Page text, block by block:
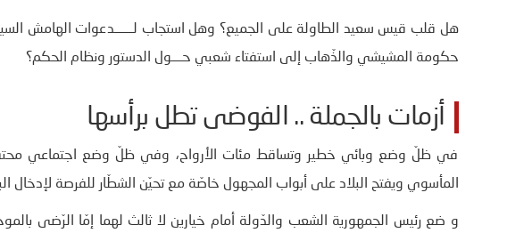
هل قلب قيس سعيد الطاولة على الجميع؟ وهل استجاب لـــــــدعوات الهامش
حكومة المشيشي والذّهاب إلى استفتاء شعبي حــــول الدستور ونظام الحكم؟
أزمات بالجملة .. الفوضى تطل برأسها
في ظلّ وضع وبائي خطير وتساقط مئات الأرواح، وفي ظلّ وضع اجتماعي
المأسوي ويفتح البلاد على أبواب المجهول خاصّة مع تحيّن الشطّار للفرصة لإدخال
و ضع رئيس الجمهورية الشعب والدّولة أمام خيارين لا ثالث لهما إمّا الرّضى